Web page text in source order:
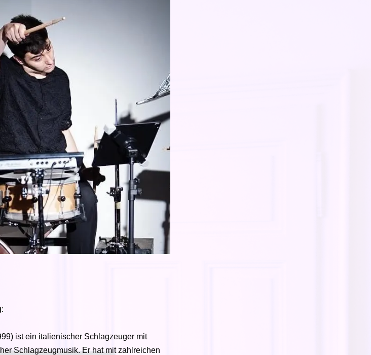
:
ist ein italienischer Schlagzeuger mit
Schlagzeugmusik. Er hat mit zahlreichen